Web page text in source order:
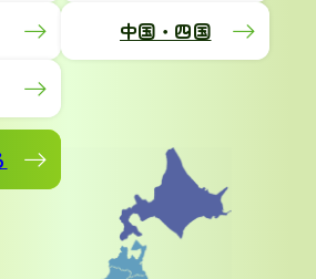
中国・四国